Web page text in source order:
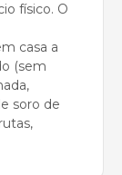
físico. O
casa a
(sem
soro de